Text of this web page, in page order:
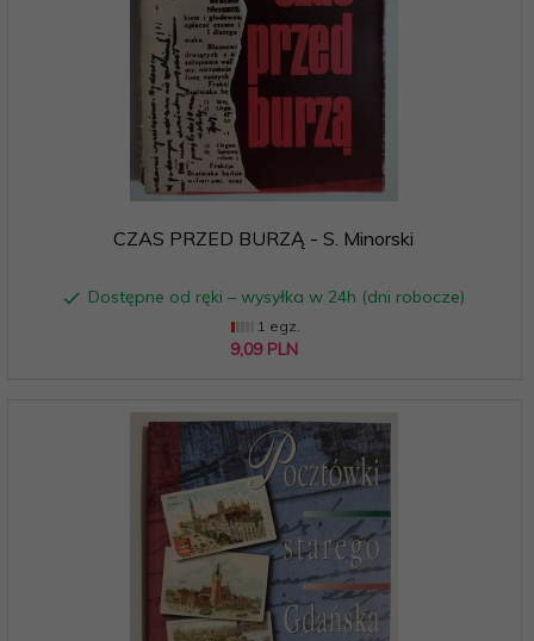
CZAS PRZED BURZĄ - S. Minorski
Dostępne od ręki – wysyłka w 24h (dni robocze)
1 egz.
9,09 PLN